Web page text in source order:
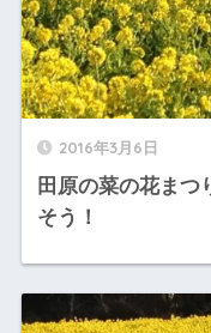
2016年3月6日
田原の菜の花まつ
そう！